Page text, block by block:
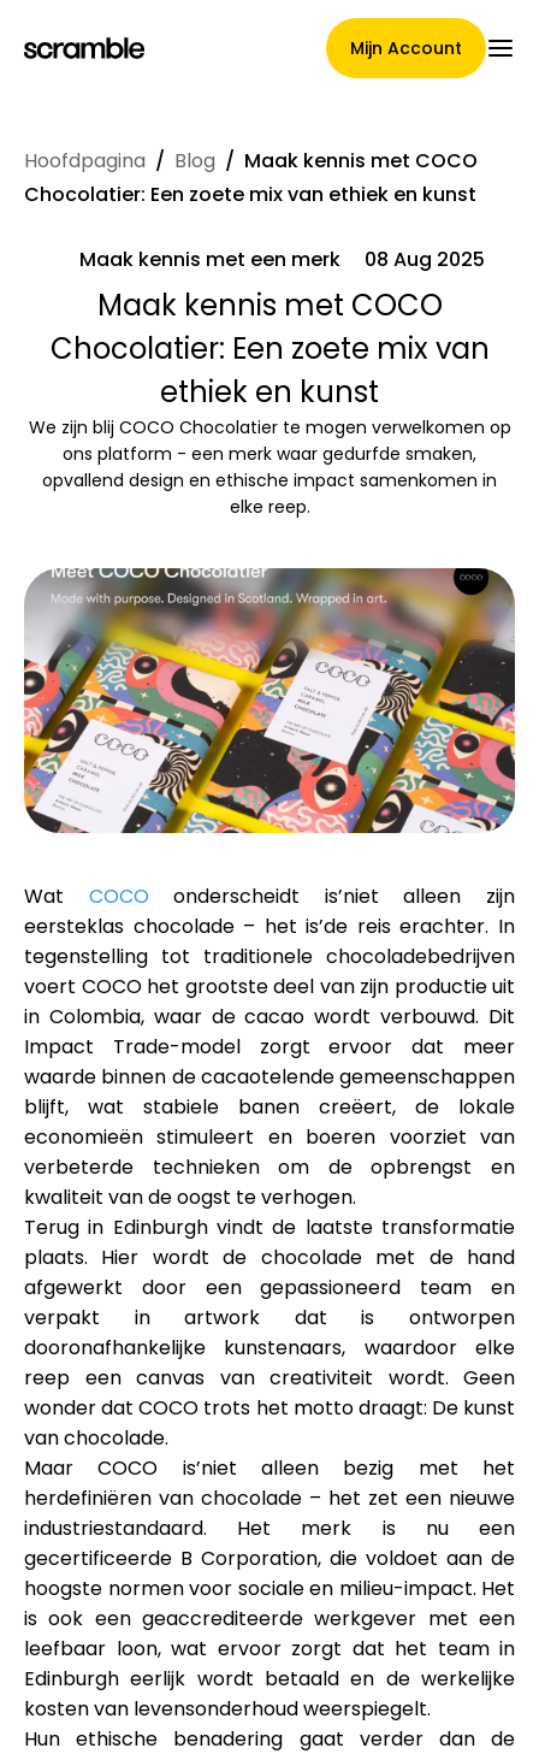
Mijn Account
Hoofdpagina
Voorwaarden voor
claimtoewijzing
Merken Galerij
Merkselectie
Rekenmachines
Rondegeschiedenis
Blog
Neem contact op
Hulp
Mijn Account
Financiering krijgen
ask@scrambleup.com
+372 712 2955
Hoofdpagina / Blog / Maak kennis met COCO
Chocolatier: Een zoete mix van ethiek en kunst
Maak kennis met een merk 08 Aug 2025
Maak kennis met COCO
Chocolatier: Een zoete mix van
ethiek en kunst
We zijn blij COCO Chocolatier te mogen verwelkomen op
ons platform - een merk waar gedurfde smaken,
opvallend design en ethische impact samenkomen in
elke reep.
Wat COCO onderscheidt is’niet alleen zijn
eersteklas chocolade – het is’de reis erachter. In
tegenstelling tot traditionele chocoladebedrijven
voert COCO het grootste deel van zijn productie uit
in Colombia, waar de cacao wordt verbouwd. Dit
Impact Trade-model zorgt ervoor dat meer
waarde binnen de cacaotelende gemeenschappen
blijft, wat stabiele banen creëert, de lokale
economieën stimuleert en boeren voorziet van
verbeterde technieken om de opbrengst en
kwaliteit van de oogst te verhogen.
Terug in Edinburghvindt de laatste transformatie
plaats. Hier wordt de chocolade met de hand
afgewerkt door een gepassioneerd team en
verpakt in artwork dat is ontworpen
dooronafhankelijke kunstenaars, waardoor elke
reep een canvas van creativiteit wordt. Geen
wonder dat COCO trots het motto draagt: De kunst
van chocolade.
Maar COCO is’niet alleen bezig met het
herdefiniëren van chocolade – het zet een nieuwe
industriestandaard. Het merk is nu een
gecertificeerde B Corporation, die voldoet aan de
hoogste normen voor sociale en milieu-impact. Het
is ook een geaccrediteerde werkgever met een
leefbaar loon, wat ervoor zorgt dat het team in
Edinburgh eerlijk wordt betaald en de werkelijke
kosten van levensonderhoud weerspiegelt.
Hun ethische benadering gaat verder dan de